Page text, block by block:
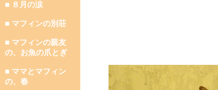
■ ８月の涙
■ マフィンの別荘
■ マフィンの親友
の、お魚の爪とぎ
■ ママとマフィン
の、春